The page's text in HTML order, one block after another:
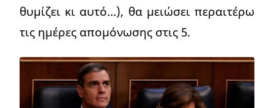
θυμίζει κι αυτό…), θα μειώσει περαιτέρω
τις ημέρες απομόνωσης στις 5.